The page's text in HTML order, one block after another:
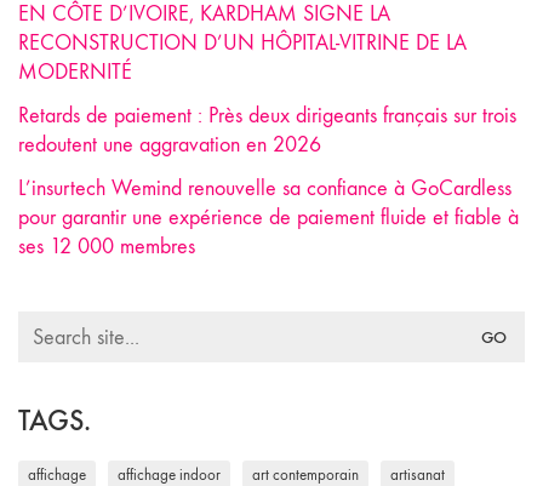
EN CÔTE D’IVOIRE, KARDHAM SIGNE LA
RECONSTRUCTION D’UN HÔPITAL-VITRINE DE LA
MODERNITÉ
Retards de paiement : Près deux dirigeants français sur trois
redoutent une aggravation en 2026
L’insurtech Wemind renouvelle sa confiance à GoCardless
pour garantir une expérience de paiement fluide et fiable à
ses 12 000 membres
Search
TAGS.
affichage affichage indoor art contemporain artisanat